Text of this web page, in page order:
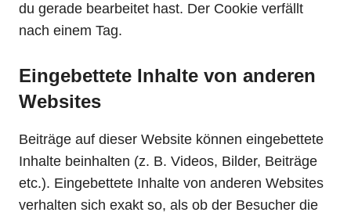
du gerade bearbeitet hast. Der Cookie verfällt
nach einem Tag.
Eingebettete Inhalte von anderen
Websites
Beiträge auf dieser Website können eingebettete
Inhalte beinhalten (z. B. Videos, Bilder, Beiträge
etc.). Eingebettete Inhalte von anderen Websites
verhalten sich exakt so, als ob der Besucher die